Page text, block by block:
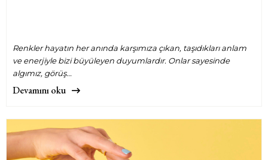
Renkler hayatın her anında karşımıza çıkan, taşıdıkları anlam
ve enerjiyle bizi büyüleyen duyumlardır. Onlar sayesinde
algımız, görüş...
Devamını oku